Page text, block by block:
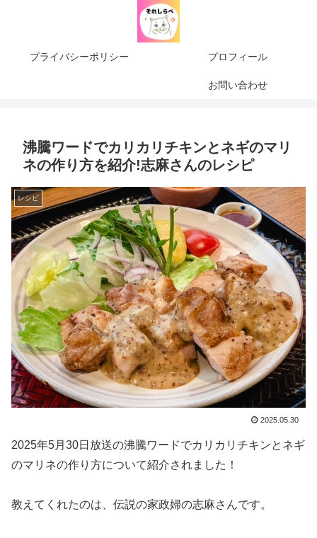
プライバシーポリシー プロフィール
お問い合わせ
沸騰ワードでカリカリチキンとネギのマリ
ネの作り方を紹介!志麻さんのレシピ
レシピ
2025.05.30
2025年5月30日放送の沸騰ワードでカリカリチキンとネギ
のマリネの作り方について紹介されました！
教えてくれたのは、伝説の家政婦の志麻さんです。